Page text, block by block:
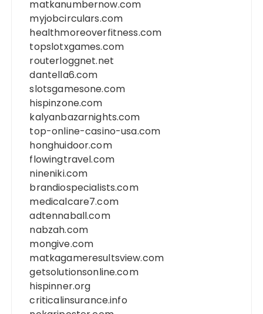
matkanumbernow.com
myjobcirculars.com
healthmoreoverfitness.com
topslotxgames.com
routerloggnet.net
dantella6.com
slotsgamesone.com
hispinzone.com
kalyanbazarnights.com
top-online-casino-usa.com
honghuidoor.com
flowingtravel.com
nineniki.com
brandiospecialists.com
medicalcare7.com
adtennaball.com
nabzah.com
mongive.com
matkagameresultsview.com
getsolutionsonline.com
hispinner.org
criticalinsurance.info